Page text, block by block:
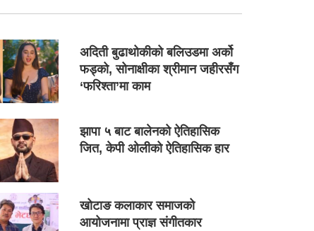
अदिती बुढाथोकीको बलिउडमा अर्को
फड्को, सोनाक्षीका श्रीमान जहीरसँग
‘फरिश्ता’मा काम
झापा ५ बाट बालेनको ऐतिहासिक
जित, केपी ओलीको ऐतिहासिक हार
खोटाङ कलाकार समाजको
आयोजनामा प्राज्ञ संगीतकार